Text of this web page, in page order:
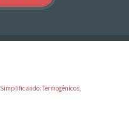
Simplificando: Termogênicos,